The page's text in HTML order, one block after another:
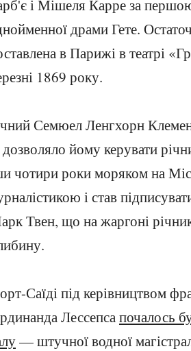
і Мішеля Карре за
драми Гете.
в Парижі в театрі
1869 року.
Семюел Ленгхорн
йому керувати
роки моряком на
і став
Твен, що на жаргоні
Саїді під керівництвом
Лессепсапочалось
— штучної водної